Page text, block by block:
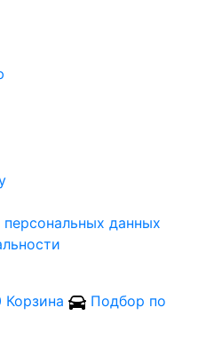
персональных данных
Корзина
Подбор по